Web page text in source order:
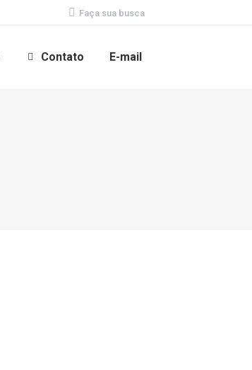
Search:
Faça sua busca
Contato E-mail